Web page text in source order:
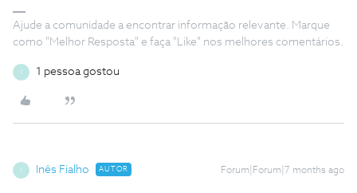
Ajude a comunidade a encontrar informação relevante. Marque
como "Melhor Resposta" e faça "Like" nos melhores comentários.
1 pessoa gostou
Inês Fialho AUTOR Forum|Forum|7 months ago